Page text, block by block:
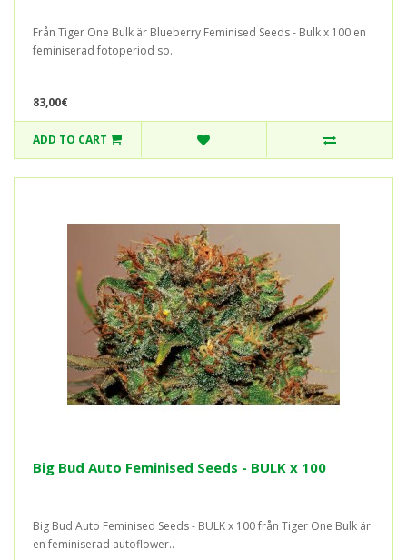
Från Tiger One Bulk är Blueberry Feminised Seeds - Bulk x 100 en
feminiserad fotoperiod so..
83,00€
ADD TO CART
Big Bud Auto Feminised Seeds - BULK x 100
Big Bud Auto Feminised Seeds - BULK x 100 från Tiger One Bulk är
en feminiserad autoflower..